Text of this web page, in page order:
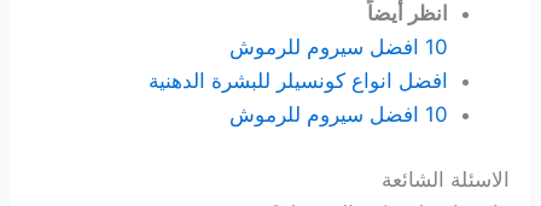
انظر أيضاً
10 افضل سيروم للرموش
افضل انواع كونسيلر للبشرة الدهنية
10 افضل سيروم للرموش
الاسئلة الشائعة